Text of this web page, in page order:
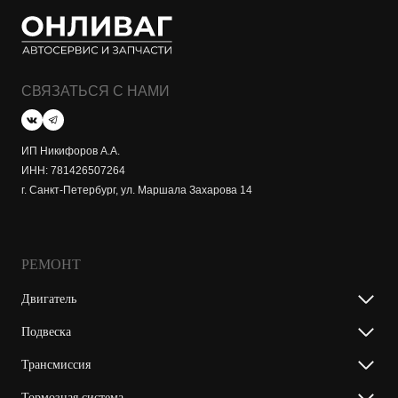
СВЯЗАТЬСЯ С НАМИ
ИП Никифоров А.А.
ИНН: 781426507264
г. Санкт-Петербург, ул. Маршала Захарова 14
РЕМОНТ
Двигатель
Подвеска
Трансмиссия